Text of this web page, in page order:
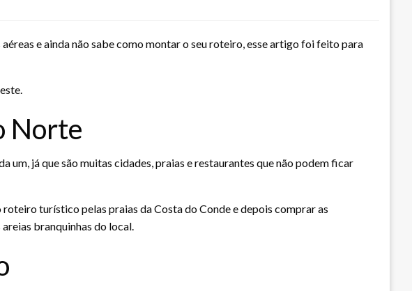
e ainda não sabe como montar o seu roteiro, esse artigo foi feito para
Norte
um, já que são muitas cidades, praias e restaurantes que não podem ficar
turístico pelas praias da Costa do Conde e depois comprar as
branquinhas do local.